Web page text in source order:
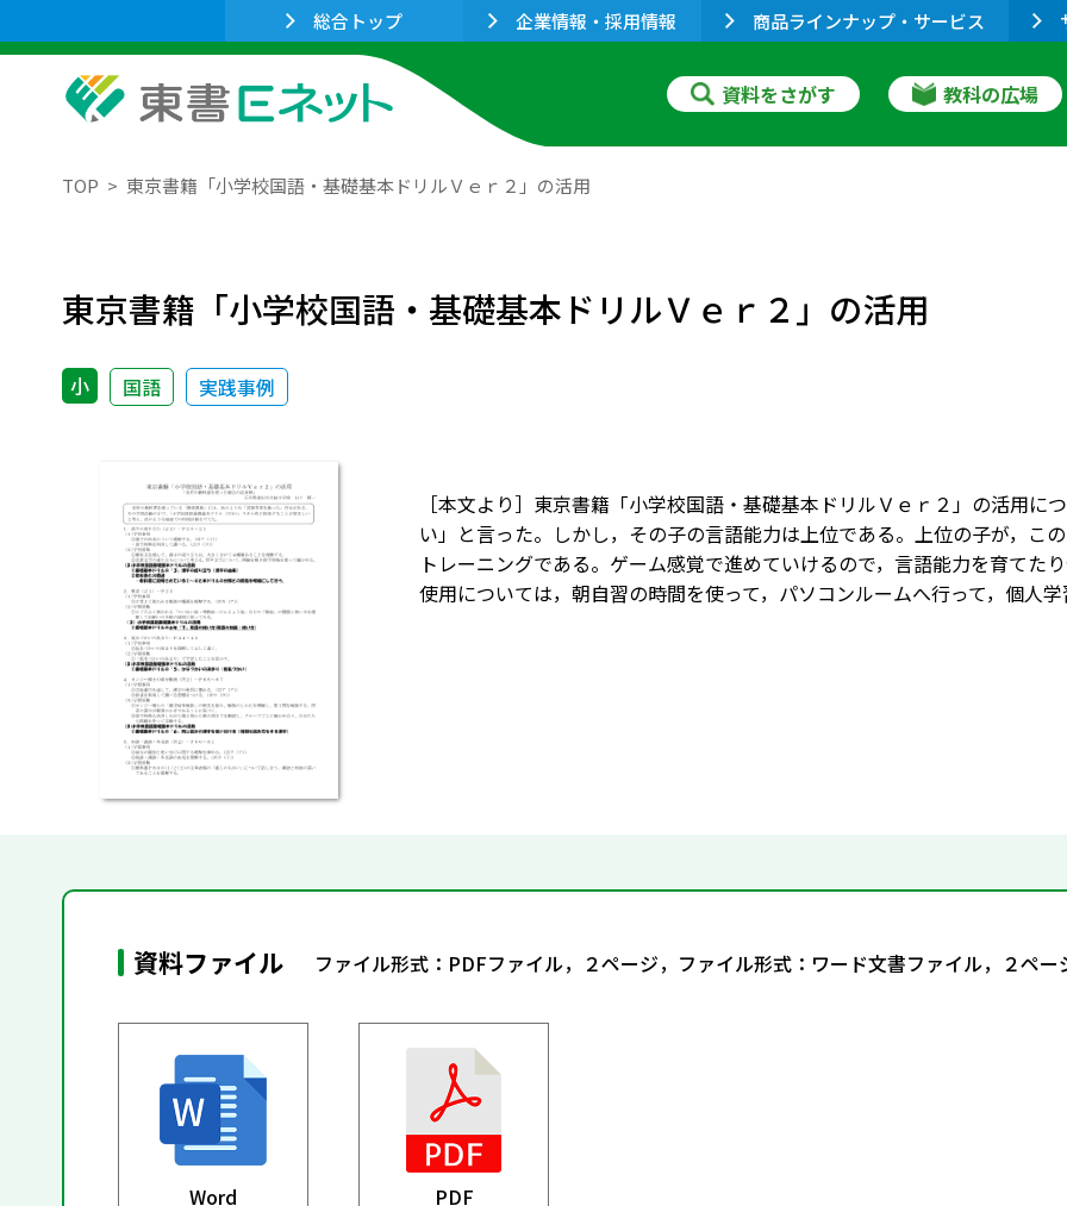
総合トップ 企業情報・採用情報 商品ラインナップ・サービス
資料をさがす 教科の広場
TOP 東京書籍「小学校国語・基礎基本ドリルＶｅｒ２」の活用
東京書籍「小学校国語・基礎基本ドリルＶｅｒ２」の活用
小 国語 実践事例
［本文より］東京書籍「小学校国語・基礎基本ドリルＶｅｒ２」の活用
い」と言った。しかし，その子の言語能力は上位である。上位の子が，こ
トレーニングである。ゲーム感覚で進めていけるので，言語能力を育てた
使用については，朝自習の時間を使って，パソコンルームへ行って，個人
資料ファイル ファイル形式：PDFファイル，２ページ，ファイル形式：ワード文書ファイル，２ペー
Word
PDF